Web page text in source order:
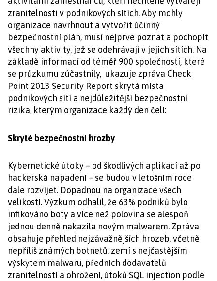
zranitelnosti v podnikových sítích. Aby mohly
organizace navrhnout a vytvořit účinný
bezpečnostní plán, musí nejprve poznat a pochopit
všechny aktivity, jež se odehrávají v jejich sítích. Na
základě informací od téměř 900 společností, které
se průzkumu zúčastnily, ukazuje zpráva Check
Point 2013 Security Report skrytá místa
podnikových sítí a nejdůležitější bezpečnostní
rizika, kterým organizace každý den čelí:
Skryté bezpečnostní hrozby
Kybernetické útoky – od škodlivých aplikací až po
hackerská napadení – se budou v letošním roce
dále rozvíjet. Dopadnou na organizace všech
velikostí. Výzkum odhalil, že 63% podniků bylo
infikováno boty a více než polovina se alespoň
jednou denně nakazila novým malwarem. Zpráva
obsahuje přehled nejzávažnějších hrozeb, včetně
nepříliš známých botnetů, zemí s nejčastějším
výskytem malwaru, předních dodavatelů
zranitelností a ohrožení, útoků SQL injection podle